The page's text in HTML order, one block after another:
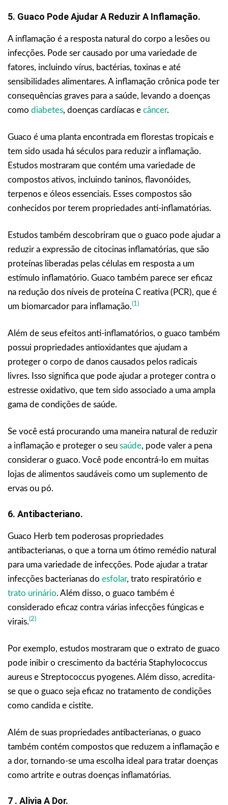
5. Guaco Pode Ajudar A Reduzir A Inflamação.
A inflamação é a resposta natural do corpo a lesões ou
infecções. Pode ser causado por uma variedade de
fatores, incluindo vírus, bactérias, toxinas e até
sensibilidades alimentares. A inflamação crônica pode ter
consequências graves para a saúde, levando a doenças
como diabetes, doenças cardíacas e câncer.
Guaco é uma planta encontrada em florestas tropicais e
tem sido usada há séculos para reduzir a inflamação.
Estudos mostraram que contém uma variedade de
compostos ativos, incluindo taninos, flavonóides,
terpenos e óleos essenciais. Esses compostos são
conhecidos por terem propriedades anti-inflamatórias.
Estudos também descobriram que o guaco pode ajudar a
reduzir a expressão de citocinas inflamatórias, que são
proteínas liberadas pelas células em resposta a um
estímulo inflamatório. Guaco também parece ser eficaz
na redução dos níveis de proteína C reativa (PCR), que é
um biomarcador para inflamação.(1)
Além de seus efeitos anti-inflamatórios, o guaco também
possui propriedades antioxidantes que ajudam a
proteger o corpo de danos causados pelos radicais
livres. Isso significa que pode ajudar a proteger contra o
estresse oxidativo, que tem sido associado a uma ampla
gama de condições de saúde.
Se você está procurando uma maneira natural de reduzir
a inflamação e proteger o seu saúde, pode valer a pena
considerar o guaco. Você pode encontrá-lo em muitas
lojas de alimentos saudáveis como um suplemento de
ervas ou pó.
6. Antibacteriano.
Guaco Herb tem poderosas propriedades
antibacterianas, o que a torna um ótimo remédio natural
para uma variedade de infecções. Pode ajudar a tratar
infecções bacterianas do esfolar, trato respiratório e
trato urinário. Além disso, o guaco também é
considerado eficaz contra várias infecções fúngicas e
virais.(2)
Por exemplo, estudos mostraram que o extrato de guaco
pode inibir o crescimento da bactéria Staphylococcus
aureus e Streptococcus pyogenes. Além disso, acredita-
se que o guaco seja eficaz no tratamento de condições
como candida e cistite.
Além de suas propriedades antibacterianas, o guaco
também contém compostos que reduzem a inflamação e
a dor, tornando-se uma escolha ideal para tratar doenças
como artrite e outras doenças inflamatórias.
7 . Alivia A Dor.